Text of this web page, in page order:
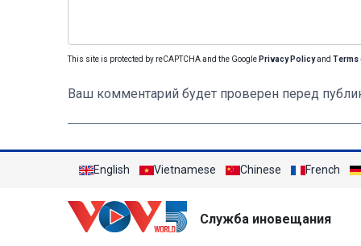
This site is protected by reCAPTCHA and the Google Privacy Policyand Terms
Ваш комментарий будет проверен перед
English Vietnamese Chinese French
Служба иновещания